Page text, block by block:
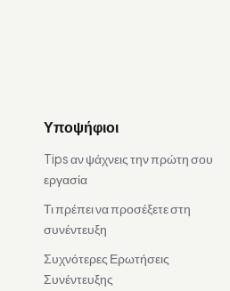
Υποψήφιοι
Tips αν ψάχνεις την πρώτη σου
εργασία
Τι πρέπει να προσέξετε στη
συνέντευξη
Συχνότερες Ερωτήσεις
Συνέντευξης